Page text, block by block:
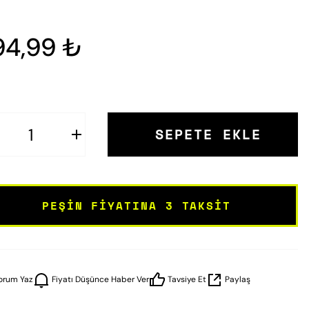
₺
SEPETE EKLE
PEŞIN FIYATINA 3 TAKSIT
Yaz Fiyatı Düşünce Haber Ver Tavsiye Et Paylaş